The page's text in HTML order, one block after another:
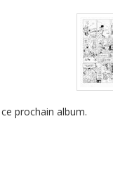
prochain album.